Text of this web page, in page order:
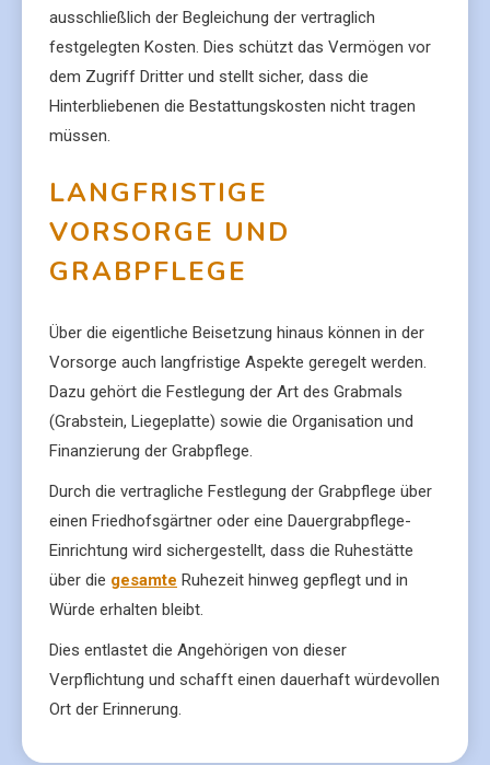
ausschließlich der Begleichung der vertraglich
festgelegten Kosten. Dies schützt das Vermögen vor
dem Zugriff Dritter und stellt sicher, dass die
Hinterbliebenen die Bestattungskosten nicht tragen
müssen.
LANGFRISTIGE
VORSORGE UND
GRABPFLEGE
Über die eigentliche Beisetzung hinaus können in der
Vorsorge auch langfristige Aspekte geregelt werden.
Dazu gehört die Festlegung der Art des Grabmals
(Grabstein, Liegeplatte) sowie die Organisation und
Finanzierung der Grabpflege.
Durch die vertragliche Festlegung der Grabpflege über
einen Friedhofsgärtner oder eine Dauergrabpflege-
Einrichtung wird sichergestellt, dass die Ruhestätte
über die gesamte Ruhezeit hinweg gepflegt und in
Würde erhalten bleibt.
Dies entlastet die Angehörigen von dieser
Verpflichtung und schafft einen dauerhaft würdevollen
Ort der Erinnerung.